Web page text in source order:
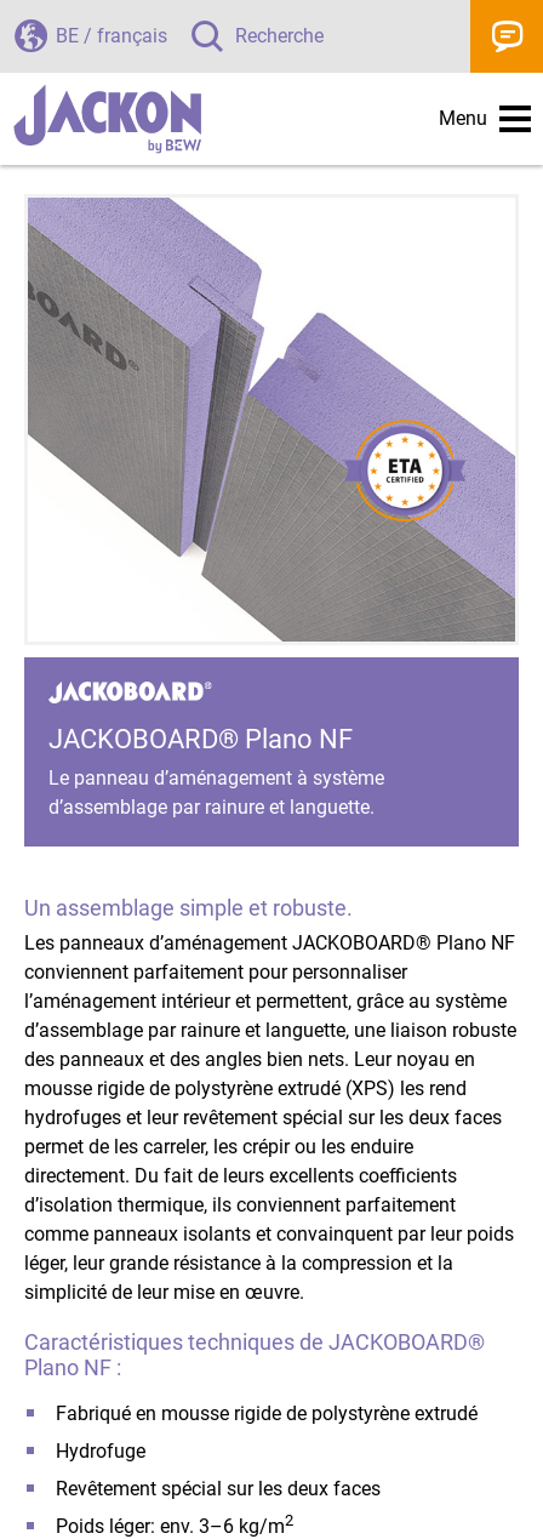
Menu
BE / français Recherche
JACKOBOARD® Plano NF
Le panneau d’aménagement à système
d’assemblage par rainure et languette.
Un assemblage simple et robuste.
Les panneaux d’aménagement JACKOBOARD® Plano NF
conviennent parfaitement pour personnaliser
l’aménagement intérieur et permettent, grâce au système
d’assemblage par rainure et languette, une liaison robuste
des panneaux et des angles bien nets. Leur noyau en
mousse rigide de polystyrène extrudé (XPS) les rend
hydrofuges et leur revêtement spécial sur les deux faces
permet de les carreler, les crépir ou les enduire
directement. Du fait de leurs excellents coefficients
d’isolation thermique, ils conviennent parfaitement
comme panneaux isolants et convainquent par leur poids
léger, leur grande résistance à la compression et la
simplicité de leur mise en œuvre.
Caractéristiques techniques de JACKOBOARD®
Plano NF :
Fabriqué en mousse rigide de polystyrène extrudé
Hydrofuge
Revêtement spécial sur les deux faces
Poids léger: env. 3–6 kg/m2